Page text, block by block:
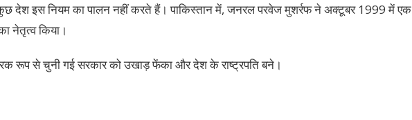
देश इस नियम का पालन नहीं करते हैं। पाकिस्तान में, जनरल परवेज मुशर्रफ ने अक्टूबर 1999 में एक
नेतृत्व किया।
रूप से चुनी गई सरकार को उखाड़ फेंका और देश के राष्ट्रपति बने।